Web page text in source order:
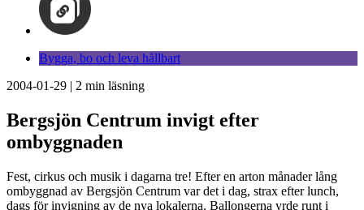
Bygga, bo och leva hållbart
2004-01-29 | 2 min läsning
Bergsjön Centrum invigt efter
ombyggnaden
Fest, cirkus och musik i dagarna tre! Efter en arton månader lång
ombyggnad av Bergsjön Centrum var det i dag, strax efter lunch,
dags för invigning av de nya lokalerna. Ballongerna yrde runt i